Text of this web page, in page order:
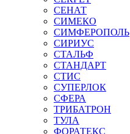
СЕНАТ
СИМЕКО
СИМФЕРОПОЛЬ
СИРИУС
СТАЛЬФ
СТАНДАРТ
СТИС
СУПЕРЛОК
СФЕРА
ТРИБАТРОН
ТУЛА
ФОРАТЕКС